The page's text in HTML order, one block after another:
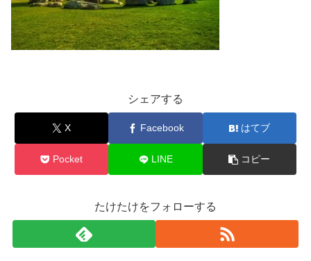
シェアする
X Facebook はてブ
Pocket LINE コピー
たけたけをフォローする